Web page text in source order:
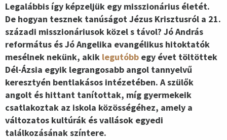
Legalábbis így képzeljük egy misszionárius életét.
De hogyan tesznek tanúságot Jézus Krisztusról a 21.
századi misszionáriusok közel s távol? Jó András
református és Jó Angelika evangélikus hitoktatók
mesélnek nekünk, akik legutóbb egy évet töltöttek
Dél-Ázsia egyik legrangosabb angol tannyelvű
keresztyén bentlakásos intézetében. A szülők
angolt és hittant tanítottak, míg gyermekeik
csatlakoztak az iskola közösségéhez, amely a
változatos kultúrák és vallások egyedi
találkozásának színtere.